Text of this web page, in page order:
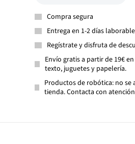
Compra segura
Entrega en 1-2 días
Regístrate y disfruta de
Envío gratis a partir de 19€
texto, juguetes y papelería.
Productos de robótica: no se
tienda. Contacta con